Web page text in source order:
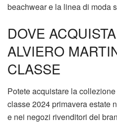
beachwear e la linea di moda
DOVE
ALVIERO
CLASSE
Potete acquistare la
classe 2024 primavera estate
e nei negozi rivenditori del